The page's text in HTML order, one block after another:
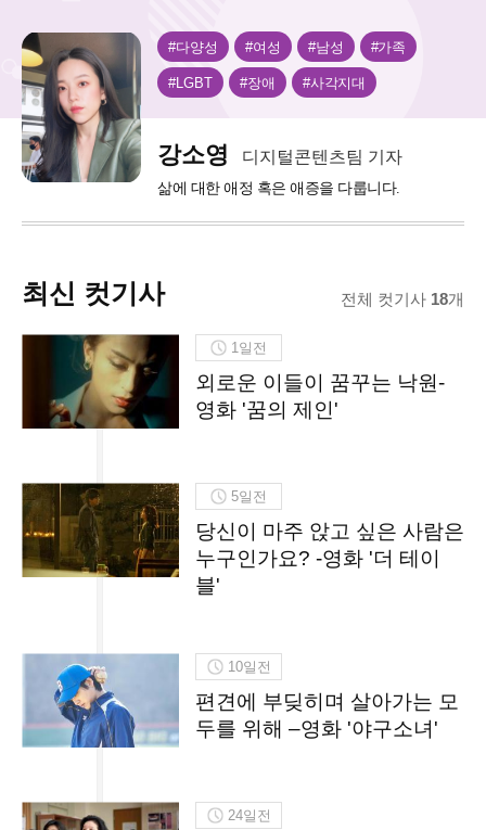
강
소
영
디
지
털
콘
텐
츠
기
#다양성 #여성 #남성 #가족
#LGBT #장애 #사각지대
강소영 디지털콘텐츠팀 기자
삶에 대한 애정 혹은 애증을 다룹니다.
최신 컷기사 전체 컷기사 18개
1일전
외로운 이들이 꿈꾸는 낙원-
영화 '꿈의 제인'
5일전
당신이 마주 앉고 싶은 사람은
누구인가요? -영화 '더 테이
블'
10일전
편견에 부딪히며 살아가는 모
두를 위해 –영화 '야구소녀'
24일전